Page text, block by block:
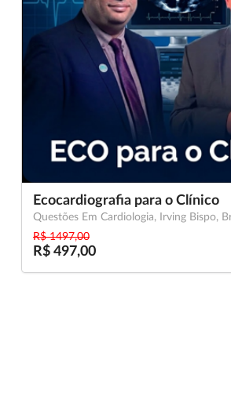
Ecocardiografia para o Clínico
Questões Em Cardiologia, Irving Bispo,
R$ 1497,00
R$ 497,00